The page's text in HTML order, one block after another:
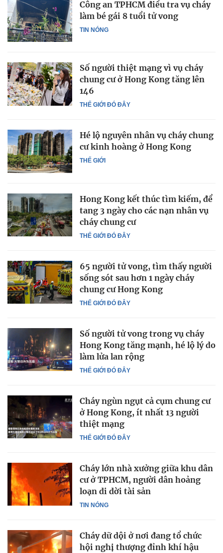
TIN NÓNG
Công an TPHCM điều tra vụ cháy
làm bé gái 8 tuổi tử vong
THẾ GIỚI ĐÓ ĐÂY
Số người thiệt mạng vì vụ cháy
chung cư ở Hong Kong tăng lên
146
THẾ GIỚI
Hé lộ nguyên nhân vụ cháy chung
cư kinh hoàng ở Hong Kong
THẾ GIỚI ĐÓ ĐÂY
Hong Kong kết thúc tìm kiếm, để
tang 3 ngày cho các nạn nhân vụ
cháy chung cư
THẾ GIỚI ĐÓ ĐÂY
65 người tử vong, tìm thấy người
sống sót sau hơn 1 ngày cháy
chung cư Hong Kong
THẾ GIỚI ĐÓ ĐÂY
Số người tử vong trong vụ cháy
Hong Kong tăng mạnh, hé lộ lý do
làm lửa lan rộng
THẾ GIỚI ĐÓ ĐÂY
Cháy ngùn ngụt cả cụm chung cư
ở Hong Kong, ít nhất 13 người
thiệt mạng
TIN NÓNG
Cháy lớn nhà xưởng giữa khu dân
cư ở TPHCM, người dân hoảng
loạn di dời tài sản
Cháy dữ dội ở nơi đang tổ chức
hội nghị thượng đỉnh khí hậu